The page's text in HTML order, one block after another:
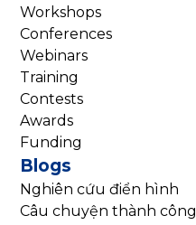
Workshops
Conferences
Webinars
Training
Contests
Awards
Funding
Blogs
Nghiên cứu điển hình
Câu chuyện thành công